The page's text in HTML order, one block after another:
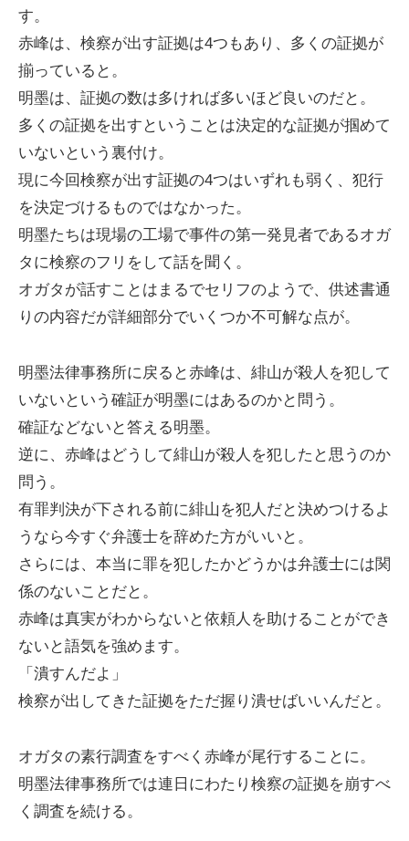
す。
赤峰は、検察が出す証拠は4つもあり、多くの証拠が
揃っていると。
明墨は、証拠の数は多ければ多いほど良いのだと。
多くの証拠を出すということは決定的な証拠が掴めて
いないという裏付け。
現に今回検察が出す証拠の4つはいずれも弱く、犯行
を決定づけるものではなかった。
明墨たちは現場の工場で事件の第一発見者であるオガ
タに検察のフリをして話を聞く。
オガタが話すことはまるでセリフのようで、供述書通
りの内容だが詳細部分でいくつか不可解な点が。
明墨法律事務所に戻ると赤峰は、緋山が殺人を犯して
いないという確証が明墨にはあるのかと問う。
確証などないと答える明墨。
逆に、赤峰はどうして緋山が殺人を犯したと思うのか
問う。
有罪判決が下される前に緋山を犯人だと決めつけるよ
うなら今すぐ弁護士を辞めた方がいいと。
さらには、本当に罪を犯したかどうかは弁護士には関
係のないことだと。
赤峰は真実がわからないと依頼人を助けることができ
ないと語気を強めます。
「潰すんだよ」
検察が出してきた証拠をただ握り潰せばいいんだと。
オガタの素行調査をすべく赤峰が尾行することに。
明墨法律事務所では連日にわたり検察の証拠を崩すべ
く調査を続ける。